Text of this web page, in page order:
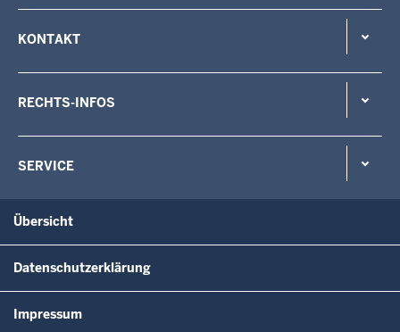
KONTAKT
RECHTS-INFOS
SERVICE
Übersicht
Datenschutzerklärung
Impressum